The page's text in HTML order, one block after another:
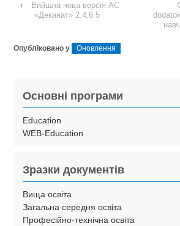
‹
Вийшла нова версія АС
«Деканат» 2.4.6.5
Опубліковано у Оновлення
Основні програми
Education
WEB-Education
Зразки документів
Вища освіта
Загальна середня освіта
Професійно-технічна освіта